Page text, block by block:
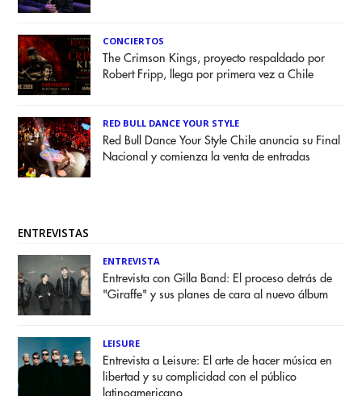
CONCIERTOS
The Crimson Kings, proyecto respaldado por
Robert Fripp, llega por primera vez a Chile
RED BULL DANCE YOUR STYLE
Red Bull Dance Your Style Chile anuncia su Final
Nacional y comienza la venta de entradas
ENTREVISTAS
ENTREVISTA
Entrevista con Gilla Band: El proceso detrás de
"Giraffe" y sus planes de cara al nuevo álbum
LEISURE
Entrevista a Leisure: El arte de hacer música en
libertad y su complicidad con el público
latinoamericano